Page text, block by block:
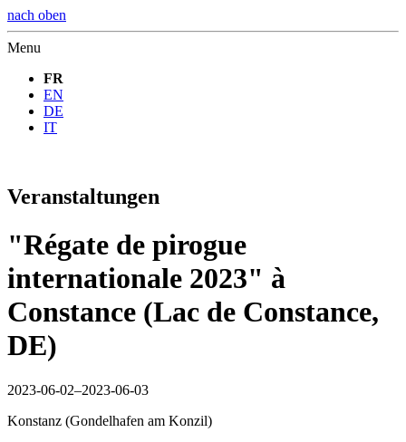
nach oben
Menu
FR
EN
DE
IT
Veranstaltungen
"Régate de pirogue
internationale 2023" à
Constance (Lac de Constance,
DE)
2023-06-02–2023-06-03
Konstanz (Gondelhafen am Konzil)